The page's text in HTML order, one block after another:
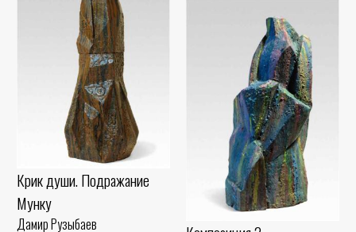
Крик души. Подражание
Мунку
Дамир Рузыбаев